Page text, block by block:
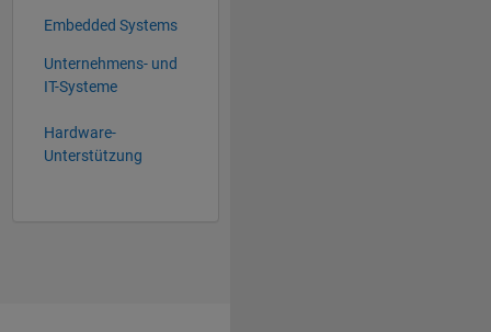
Embedded Systems
Unternehmens- und
IT-Systeme
Hardware-
Unterstützung